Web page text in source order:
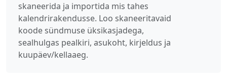
skaneerida ja importida mis tahes
kalendrirakendusse. Loo skaneeritavaid
koode sündmuse üksikasjadega,
sealhulgas pealkiri, asukoht, kirjeldus ja
kuupäev/kellaaeg.